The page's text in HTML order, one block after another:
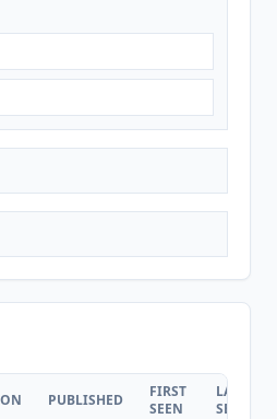
PUBLISHED
FIRST
SEEN
LAST
SEEN